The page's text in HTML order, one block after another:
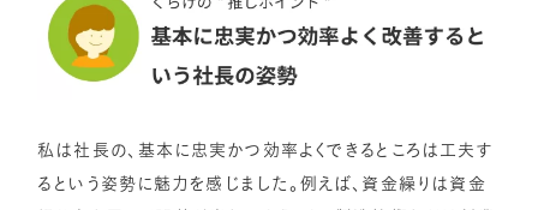
私は社長の、基本に忠実かつ効率よくできるところは工夫す
るという姿勢に魅力を感じました。例えば、資金繰りは資金